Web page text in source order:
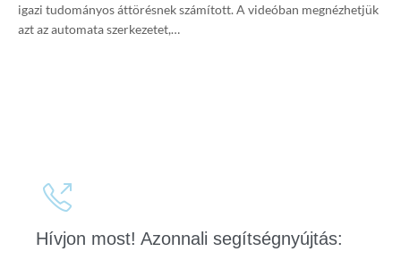
igazi tudományos áttörésnek számított. A videóban megnézhetjük
azt az automata szerkezetet,…

Hívjon most! Azonnali segítségnyújtás: